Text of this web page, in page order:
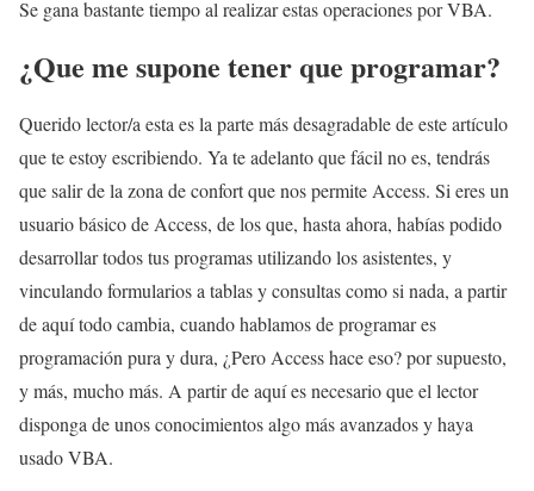
Se gana bastante tiempo al realizar estas operaciones por VBA.
¿Que me supone tener que programar?
Querido lector/a esta es la parte más desagradable de este artículo
que te estoy escribiendo. Ya te adelanto que fácil no es, tendrás
que salir de la zona de confort que nos permite Access. Si eres un
usuario básico de Access, de los que, hasta ahora, habías podido
desarrollar todos tus programas utilizando los asistentes, y
vinculando formularios a tablas y consultas como si nada, a partir
de aquí todo cambia, cuando hablamos de programar es
programación pura y dura, ¿Pero Access hace eso? por supuesto,
y más, mucho más. A partir de aquí es necesario que el lector
disponga de unos conocimientos algo más avanzados y haya
usado VBA.